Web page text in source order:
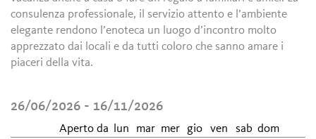
consulenza professionale, il servizio attento e l’ambiente
elegante rendono l’enoteca un luogo d’incontro molto
apprezzato dai locali e da tutti coloro che sanno amare i
piaceri della vita.
26/06/2026 - 16/11/2026
Aperto da lun mar mer gio ven sab dom